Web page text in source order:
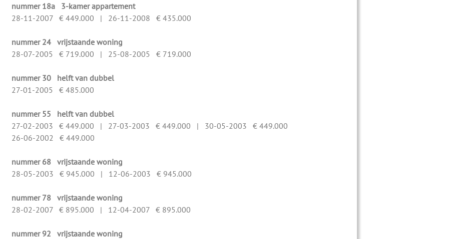
nummer 18a 3-kamer appartement
28-11-2007 € 449.000 | 26-11-2008 € 435.000
nummer 24 vrijstaande woning
28-07-2005 € 719.000 | 25-08-2005 € 719.000
nummer 30 helft van dubbel
27-01-2005 € 485.000
nummer 55 helft van dubbel
27-02-2003 € 449.000 | 27-03-2003 € 449.000 | 30-05-2003 € 449.000
26-06-2002 € 449.000
nummer 68 vrijstaande woning
28-05-2003 € 945.000 | 12-06-2003 € 945.000
nummer 78 vrijstaande woning
28-02-2007 € 895.000 | 12-04-2007 € 895.000
nummer 92 vrijstaande woning